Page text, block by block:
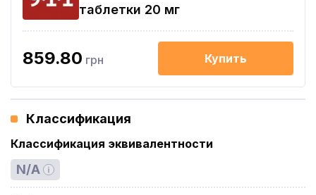
таблетки 20 мг
859.80 грн Купить
Классификация
Классификация эквивалентности
N/A